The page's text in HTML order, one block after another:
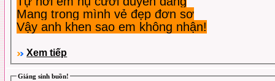
Mang trong mình vẻ đẹp đơn sơ
Vậy anh khen sao em không nhận!
Xem tiếp
Giáng sinh buồn!